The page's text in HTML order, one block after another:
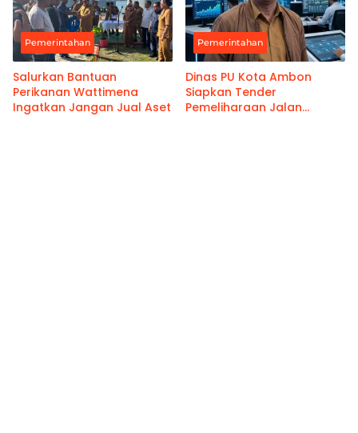
Pemerintahan
Salurkan Bantuan
Perikanan Wattimena
Ingatkan Jangan Jual Aset
Pemerintahan
Dinas PU Kota Ambon
Siapkan Tender
Pemeliharaan Jalan